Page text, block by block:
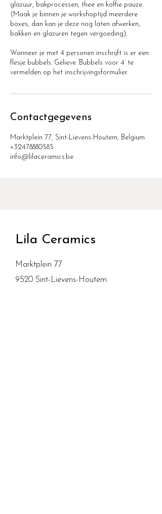
glazuur, bakprocessen, thee en koffie pauze.
(Maak je binnen je workshoptijd meerdere
boxes, dan kan je deze nog laten afwerken,
bakken en glazuren tegen vergoeding).
Wanneer je met 4 personen inschrijft is er een
flesje bubbels. Gelieve ‘Bubbels voor 4’ te
Contactgegevens
Marktplein 77, Sint-Lievens-Houtem, Belgium
+32478880585
info@lilaceramics.be
Lila Ceramics
Marktplein 77
9520 Sint-Lievens-Houtem